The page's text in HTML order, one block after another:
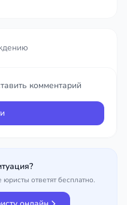
комментарий
ответят бесплатно.